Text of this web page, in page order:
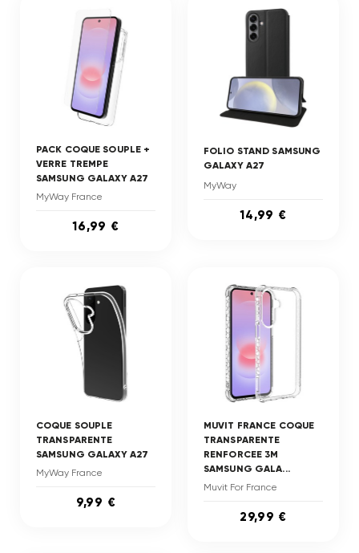
PACK COQUE SOUPLE +
VERRE TREMPE
SAMSUNG GALAXY A27
MyWay France
16,99 €
FOLIO STAND SAMSUNG
GALAXY A27
MyWay
14,99 €
COQUE SOUPLE
TRANSPARENTE
SAMSUNG GALAXY A27
MyWay France
9,99 €
MUVIT FRANCE COQUE
TRANSPARENTE
RENFORCEE 3M
SAMSUNG GALA...
Muvit For France
29,99 €